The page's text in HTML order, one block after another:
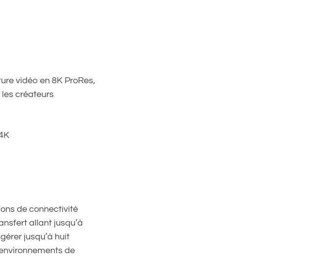
vidéo en 8K ProRes,
créateurs
de connectivité
allant jusqu’à
jusqu’à huit
de